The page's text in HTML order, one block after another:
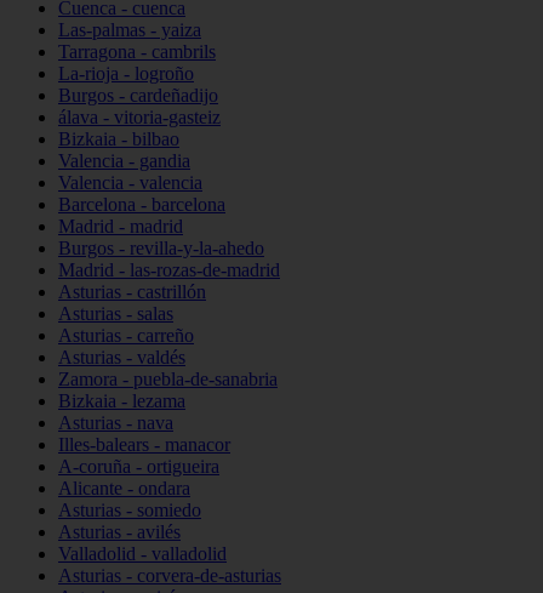
Cuenca - cuenca
Las-palmas - yaiza
Tarragona - cambrils
La-rioja - logroño
Burgos - cardeñadijo
álava - vitoria-gasteiz
Bizkaia - bilbao
Valencia - gandia
Valencia - valencia
Barcelona - barcelona
Madrid - madrid
Burgos - revilla-y-la-ahedo
Madrid - las-rozas-de-madrid
Asturias - castrillón
Asturias - salas
Asturias - carreño
Asturias - valdés
Zamora - puebla-de-sanabria
Bizkaia - lezama
Asturias - nava
Illes-balears - manacor
A-coruña - ortigueira
Alicante - ondara
Asturias - somiedo
Asturias - avilés
Valladolid - valladolid
Asturias - corvera-de-asturias